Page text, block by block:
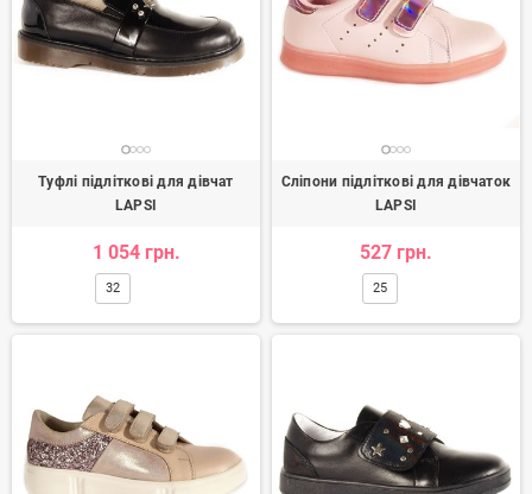
Туфлі підліткові для дівчат
LAPSI
1 054 грн.
32
Сліпони підліткові для дівчаток
LAPSI
527 грн.
25